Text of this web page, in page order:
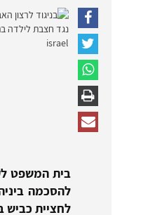
להסכמה
לחציית כביש